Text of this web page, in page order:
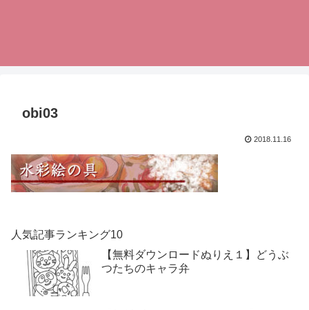
obi03
2018.11.16
人気記事ランキング10
【無料ダウンロードぬりえ１】どうぶ
つたちのキャラ弁